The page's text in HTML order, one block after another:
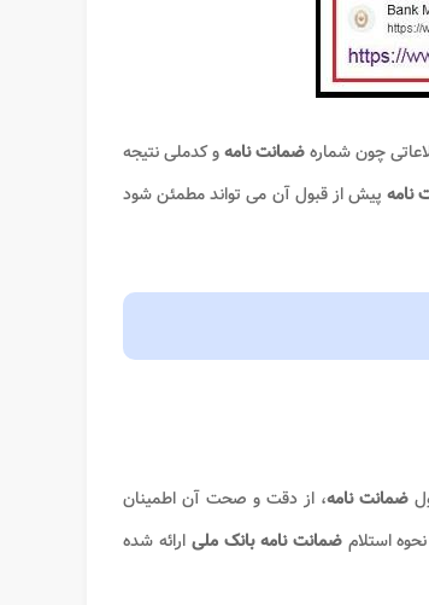
چون شمارهضمانت نامهو کدملی نتیجه
نامه پیش از قبول آن می تواند مطمئن شود
ضمانت نامه، از دقت و صحت آن اطمینان
استلام ضمانت نامه بانک ملی ارائه شده